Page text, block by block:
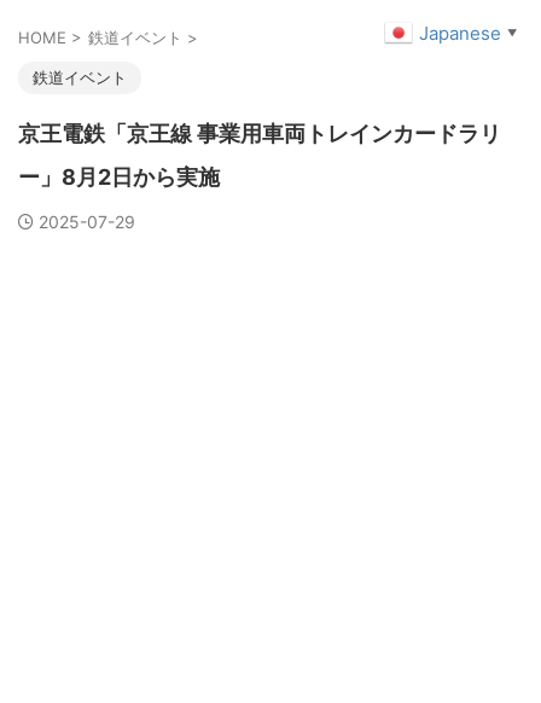
HOME > 鉄道イベント >
鉄道イベント
京王電鉄「京王線 事業用車両トレインカードラリ
ー」8月2日から実施
2025-07-29
Japanese ▼